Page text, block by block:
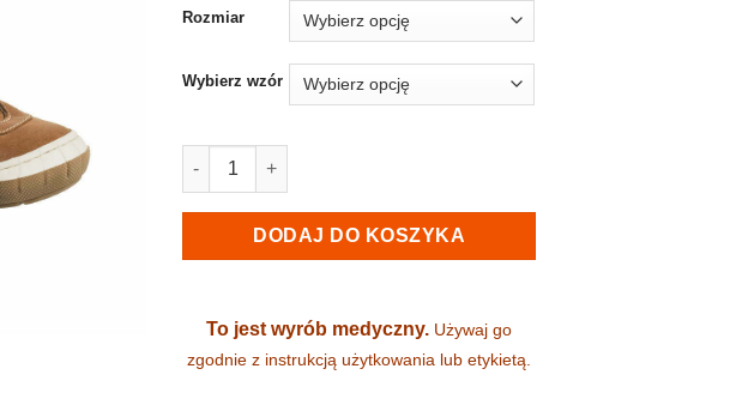
Rozmiar
Wybierz wzór
ilość Trzewiki dziecięce startowe - MEMO (ALVIN)
DODAJ DO KOSZYKA
To jest wyrób medyczny. Używaj go
zgodnie z instrukcją użytkowania lub etykietą.